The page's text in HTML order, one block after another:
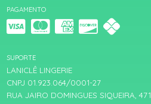
PAGAMENTO
SUPORTE
LANICLÊ LINGERIE
CNPJ 01.923.064/0001-27
RUA JAIRO DOMINGUES SIQUEIRA, 471